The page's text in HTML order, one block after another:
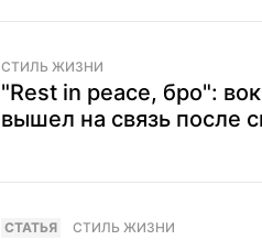
СТИЛЬ ЖИЗНИ
"Rest in peace, бро":
вышел на связь после
CТАТЬЯ СТИЛЬ ЖИЗНИ